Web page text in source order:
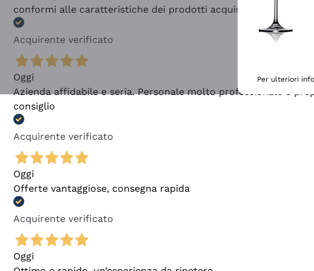
conformi alle caratteristiche dei prodotti acquistati
Acquirente verificato
Oggi
Azienda affidabile e seria. Personale molto professionale e
consiglio
Acquirente verificato
Oggi
Offerte vantaggiose, consegna rapida
Acquirente verificato
Oggi
Per ulteriori